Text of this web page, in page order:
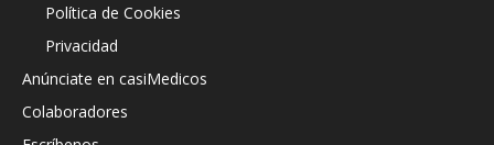
Política de Cookies
Privacidad
Anúnciate en casiMedicos
Colaboradores